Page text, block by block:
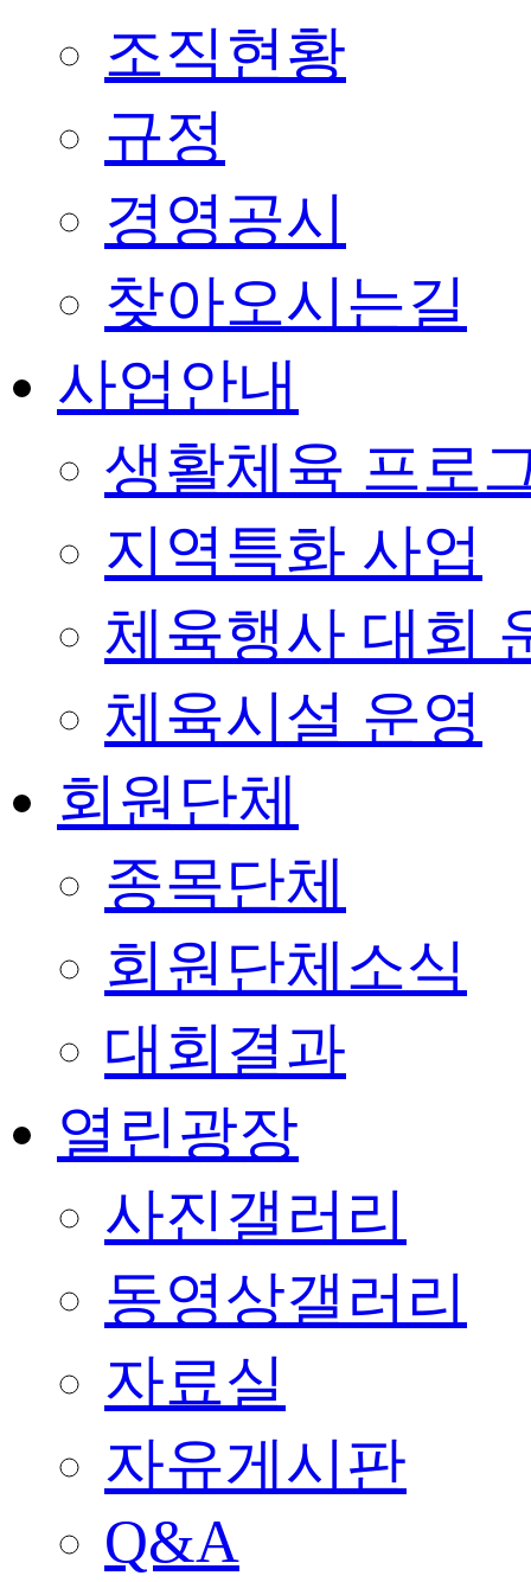
조직현황
규정
경영공시
찾아오시는길
사업안내
생활체육 프로
지역특화 사업
체육행사 대회
체육시설 운영
회원단체
종목단체
회원단체소식
대회결과
열린광장
사진갤러리
동영상갤러리
자료실
자유게시판
Q&A